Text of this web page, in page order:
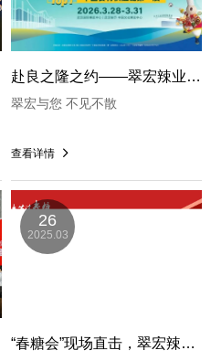
赴良之隆之约——翠宏辣业邀您共探餐饮食材新机遇
翠宏与您 不见不散
查看详情
26
2025.03
“春糖会”现场直击，翠宏辣味引爆全场！